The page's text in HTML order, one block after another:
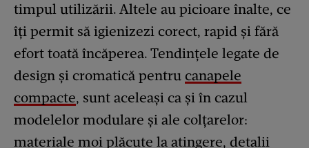
timpul utilizării. Altele au picioare înalte, ce
îţi permit să igienizezi corect, rapid şi fără
efort toată încăperea. Tendinţele legate de
design şi cromatică pentru canapele
compacte, sunt aceleaşi ca şi în cazul
modelelor modulare şi ale colţarelor:
materiale moi plăcute la atingere, detalii